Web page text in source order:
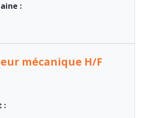
:
mécanique H/F
: